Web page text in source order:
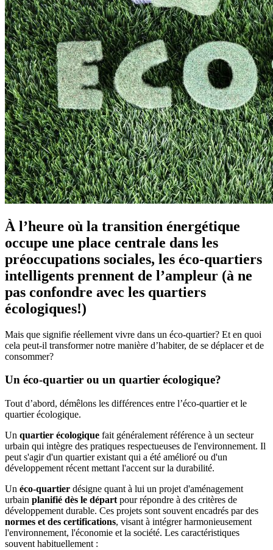
À l’heure où la transition énergétique
occupe une place centrale dans les
préoccupations sociales, les éco-quartiers
intelligents prennent de l’ampleur (à ne
pas confondre avec les quartiers
écologiques!)
Mais que signifie réellement vivre dans un éco-quartier? Et en quoi
cela peut-il transformer notre manière d’habiter, de se déplacer et de
consommer?
Un éco-quartier ou un quartier écologique?
Tout d’abord, démêlons les différences entre l’éco-quartier et le
quartier écologique.
Un quartier écologique fait généralement référence à un secteur
urbain qui intègre des pratiques respectueuses de l'environnement. Il
peut s'agir d'un quartier existant qui a été amélioré ou d'un
développement récent mettant l'accent sur la durabilité.
Un éco-quartier désigne quant à lui un projet d'aménagement
urbain planifié dès le départ pour répondre à des critères de
développement durable. Ces projets sont souvent encadrés par des
normes et des certifications, visant à intégrer harmonieusement
l'environnement, l'économie et la société. Les caractéristiques
souvent habituellement :